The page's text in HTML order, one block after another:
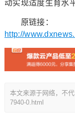
动实现适度生育水
原链接：
http://
本文来源于网络，不
7940-0.html